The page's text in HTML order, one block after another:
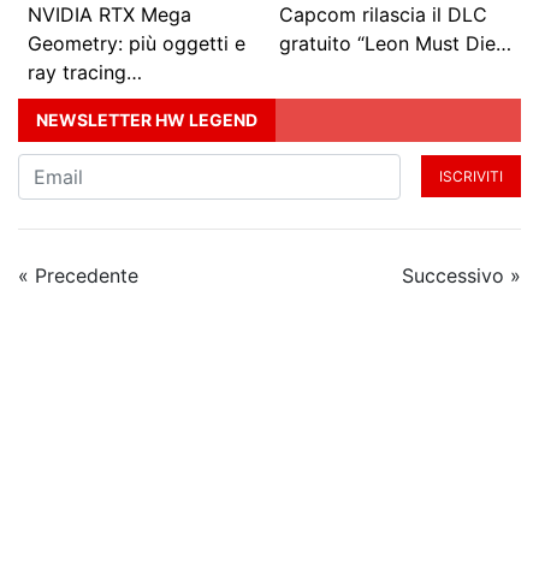
NVIDIA RTX Mega
Geometry: più oggetti e
ray tracing…
Capcom rilascia il DLC
gratuito “Leon Must Die…
NEWSLETTER HW LEGEND
ISCRIVITI
« Precedente Successivo »